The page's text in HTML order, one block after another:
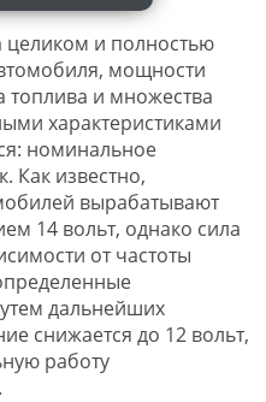
целиком и полностью
мощности
топлива и множества
характеристиками
номинальное
Как известно,
вырабатывают
14 вольт, однако сила
от частоты
дальнейших
снижается до 12 вольт,
работу